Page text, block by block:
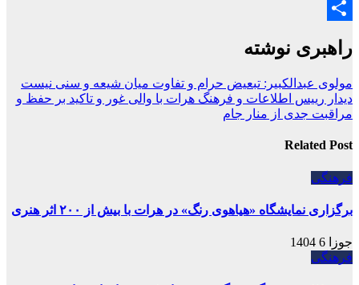
Telegram
راهبری نوشته
مولوی عبدالکبیر: تبعیض حرام و تفاوت میان شیعه و سنی نیست
دیدار رییس اطلاعات و فرهنگ هرات با والی غور و تاکید بر حفظ و
مراقبت جدی از منار جام
Related Post
فرهنگی
برگزاری نمایشگاه «هیاهوی رنگ» در هرات با بیش از ۲۰۰ اثر هنری
جوزا 6 1404
فرهنگی